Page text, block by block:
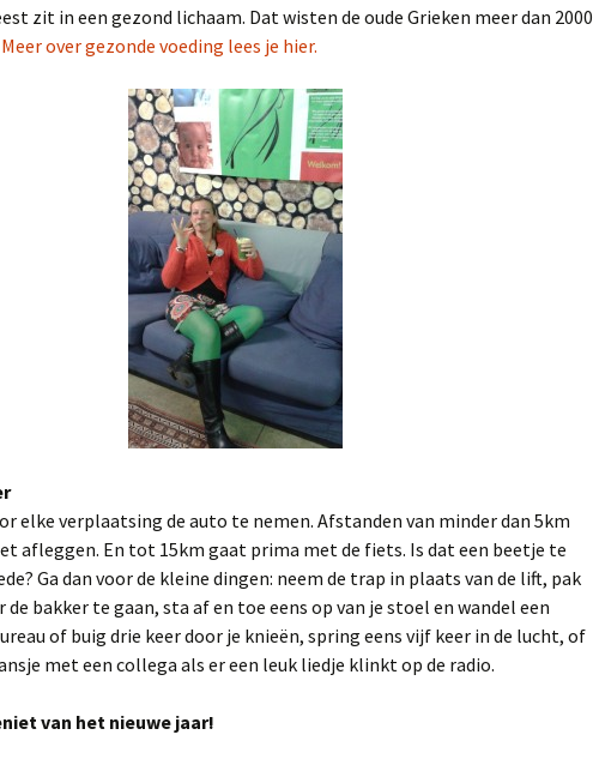
zit in een gezond lichaam. Dat wisten de oude Grieken meer dan 2000
Meer over gezonde voeding lees je hier.
elke verplaatsing de auto te nemen. Afstanden van minder dan 5km
afleggen. En tot 15km gaat prima met de fiets. Is dat een beetje te
Ga dan voor de kleine dingen: neem de trap in plaats van de lift, pak
de bakker te gaan, sta af en toe eens op van je stoel en wandel een
of buig drie keer door je knieën, spring eens vijf keer in de lucht, of
met een collega als er een leuk liedje klinkt op de radio.
van het nieuwe jaar!